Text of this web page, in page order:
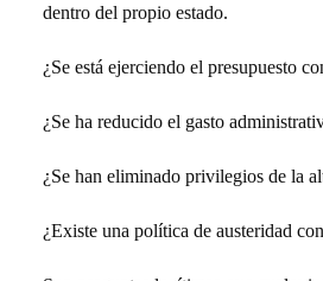
dentro del propio estado.
¿Se está ejerciendo el presupuesto
¿Se ha reducido el gasto
¿Se han eliminado privilegios de la
¿Existe una política de austeridad